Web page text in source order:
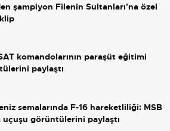
şampiyon Filenin Sultanları'na özel
komandolarının paraşüt eğitimi
paylaştı
semalarında F-16 hareketliliği: MSB
görüntülerini paylaştı